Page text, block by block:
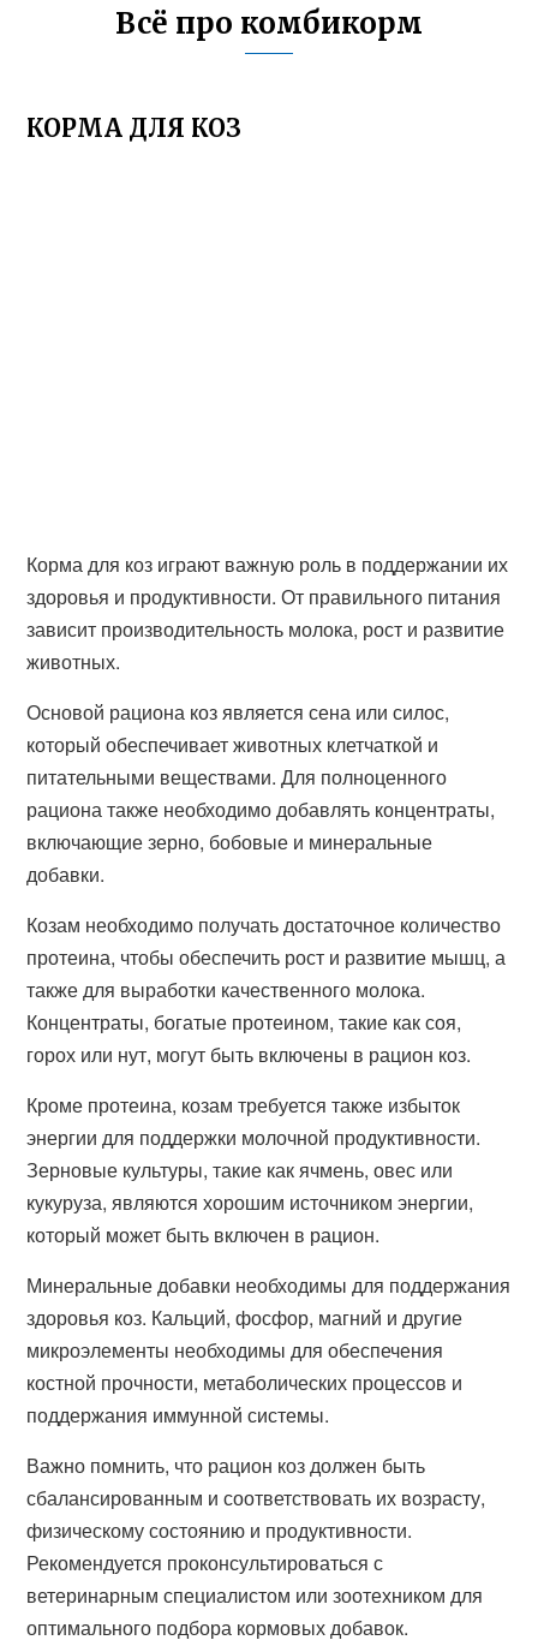
Всё про комбикорм
КОРМА ДЛЯ КОЗ
Корма для коз играют важную роль в поддержании их
здоровья и продуктивности. От правильного питания
зависит производительность молока, рост и развитие
животных.
Основой рациона коз является сена или силос,
который обеспечивает животных клетчаткой и
питательными веществами. Для полноценного
рациона также необходимо добавлять концентраты,
включающие зерно, бобовые и минеральные
добавки.
Козам необходимо получать достаточное количество
протеина, чтобы обеспечить рост и развитие мышц, а
также для выработки качественного молока.
Концентраты, богатые протеином, такие как соя,
горох или нут, могут быть включены в рацион коз.
Кроме протеина, козам требуется также избыток
энергии для поддержки молочной продуктивности.
Зерновые культуры, такие как ячмень, овес или
кукуруза, являются хорошим источником энергии,
который может быть включен в рацион.
Минеральные добавки необходимы для поддержания
здоровья коз. Кальций, фосфор, магний и другие
микроэлементы необходимы для обеспечения
костной прочности, метаболических процессов и
поддержания иммунной системы.
Важно помнить, что рацион коз должен быть
сбалансированным и соответствовать их возрасту,
физическому состоянию и продуктивности.
Рекомендуется проконсультироваться с
ветеринарным специалистом или зоотехником для
оптимального подбора кормовых добавок.